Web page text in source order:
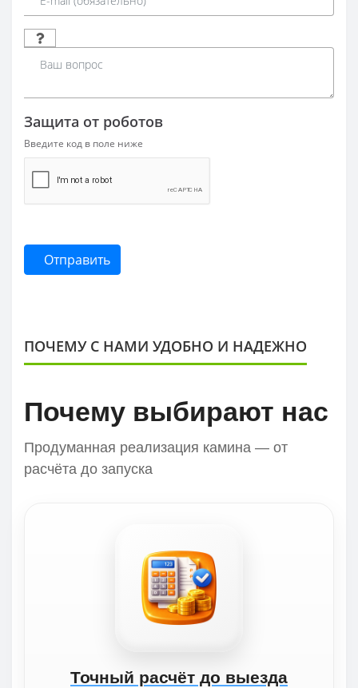
Защита от роботов
Введите код в поле ниже
Отправить
ПОЧЕМУ С НАМИ УДОБНО И НАДЕЖНО
Почему выбирают нас
Продуманная реализация камина — от
расчёта до запуска
Точный расчёт до выезда